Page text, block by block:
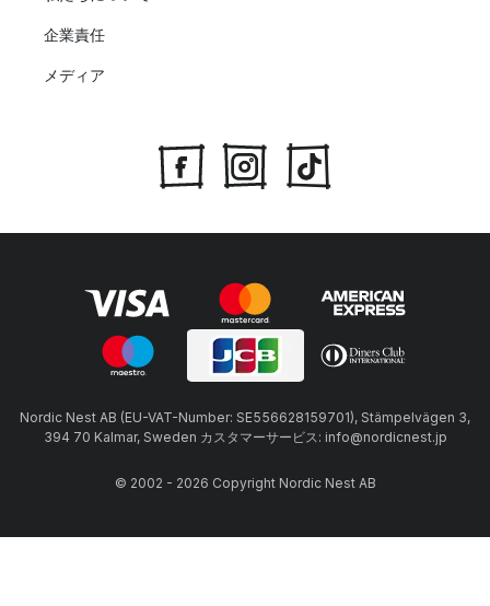
企業責任
メディア
Nordic Nest AB (EU-VAT-Number: SE556628159701), Stämpelvägen 3,
394 70 Kalmar, Sweden カスタマーサービス: info@nordicnest.jp
© 2002 - 2026 Copyright Nordic Nest AB